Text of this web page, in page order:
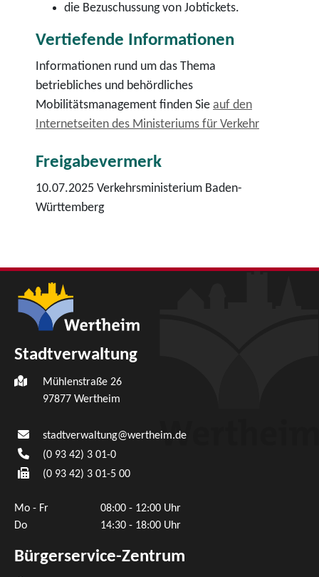
die Bezuschussung von Jobtickets.
Vertiefende Informationen
Informationen rund um das Thema
betriebliches und behördliches
Mobilitätsmanagement finden Sie auf den
Internetseiten des Ministeriums für Verkehr
Freigabevermerk
10.07.2025 Verkehrsministerium Baden-
Württemberg
Stadtverwaltung
Mühlenstraße 26
97877 Wertheim
stadtverwaltung@wertheim.de
(0 93 42) 3 01-0
(0 93 42) 3 01-5 00
Mo - Fr
08:00 - 12:00 Uhr
Do
14:30 - 18:00 Uhr
Bürgerservice-Zentrum